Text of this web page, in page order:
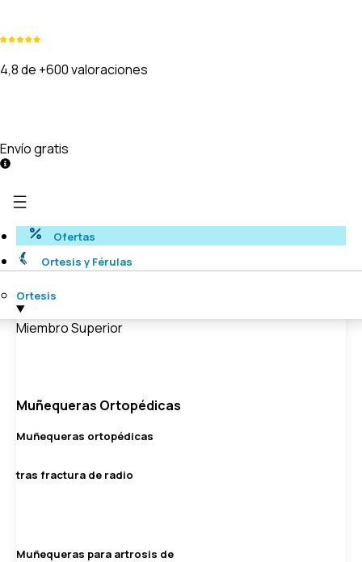
4,8 de +600 valoraciones
Envío gratis
Ofertas
Ortesis y Férulas
Ortesis
Miembro Superior
Muñequeras Ortopédicas
Muñequeras ortopédicas
tras fractura de radio
Muñequeras para artrosis de